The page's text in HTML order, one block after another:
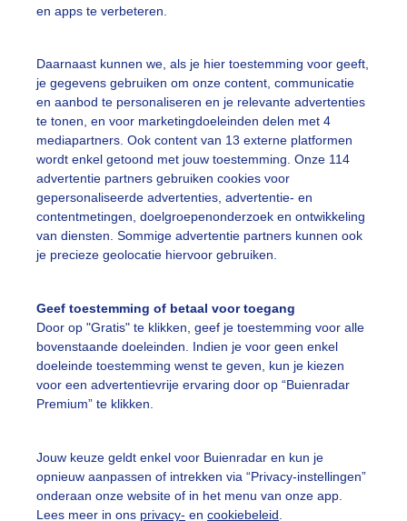
en apps te verbeteren.
Daarnaast kunnen we, als je hier toestemming voor geeft,
je gegevens gebruiken om onze content, communicatie
en aanbod te personaliseren en je relevante advertenties
te tonen, en voor marketingdoeleinden delen met 4
mediapartners. Ook content van 13 externe platformen
wordt enkel getoond met jouw toestemming. Onze 114
advertentie partners gebruiken cookies voor
gepersonaliseerde advertenties, advertentie- en
contentmetingen, doelgroepenonderzoek en ontwikkeling
van diensten. Sommige advertentie partners kunnen ook
je precieze geolocatie hiervoor gebruiken.
Geef toestemming of betaal voor toegang
Door op "Gratis" te klikken, geef je toestemming voor alle
bovenstaande doeleinden. Indien je voor geen enkel
doeleinde toestemming wenst te geven, kun je kiezen
voor een advertentievrije ervaring door op “Buienradar
Premium” te klikken.
Jouw keuze geldt enkel voor Buienradar en kun je
opnieuw aanpassen of intrekken via “Privacy-instellingen”
onderaan onze website of in het menu van onze app.
Lees meer in ons privacy- en cookiebeleid
Toon Boons Gemaakt: 29-12-2025, 35x bekeken
Zwakkewind Grijsenkoud
slideshow
Een moment
vragen
De Bilt